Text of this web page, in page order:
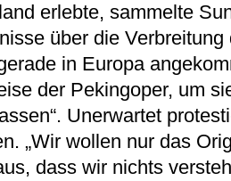
erlebte, sammelte
über die
in Europa
der Pekingoper, um
Unerwartet
„Wir wollen nur das
dass wir nichts